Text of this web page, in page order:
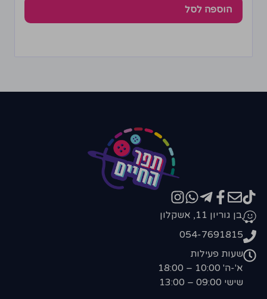
הוספה לסל
בן גוריון 11, אשקלון
054-7691815
שעות פעילות
א'-ה' 10:00 – 18:00
שישי 09:00 – 13:00